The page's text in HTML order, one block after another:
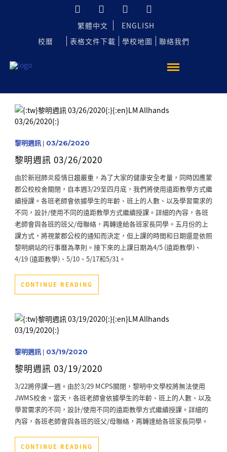
繁體中文
ENGLISH
校曆
表格文件下載 學校地圖 聯絡我們
黎明週訊| 03/26/2020
黎明週訊 03/26/2020
由於新冠肺炎疫情日趨嚴重，為了大家的健康安全考量，同時因應蒙
郡公校校舍關閉，自本週3/29至四月底，我們將使用遠距教學方式繼
續授課。各班老師會依據學生的年齡、班上的人數、以及學習需求的
不同，設計/使用不同的遠距教學方式繼續授課。詳細的內容，各班
老師會與各班的班父/母聯絡，再轉達給各班家長同學。五月份的上
課方式，將視蒙郡公校的通知而決定，但上課的時間和日期還是依照
黎明網站的行事曆為準則。接下來的上課日期為4/5 (遠距教學)、
4/19 (遠距教學)、5/10、5/17和5/31。
CONTINUE READING
黎明週訊| 03/19/2020
黎明週訊 03/19/2020
3/22將停課一週。由於3/29 MCPS關閉，黎明中文學校將無法使用
JWMS校舍。當天，各班老師會依據學生的年齡、班上的人數、以及
學習需求的不同，設計/使用不同的遠距教學方式繼續授課。詳細的
內容，各班老師會與各班的班父/母聯絡，再轉達給各班家長同學。
CONTINUE READING